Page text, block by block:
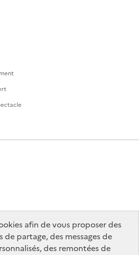
afin de vous proposer des
partage, des messages de
des remontées de
info.gouv.fr